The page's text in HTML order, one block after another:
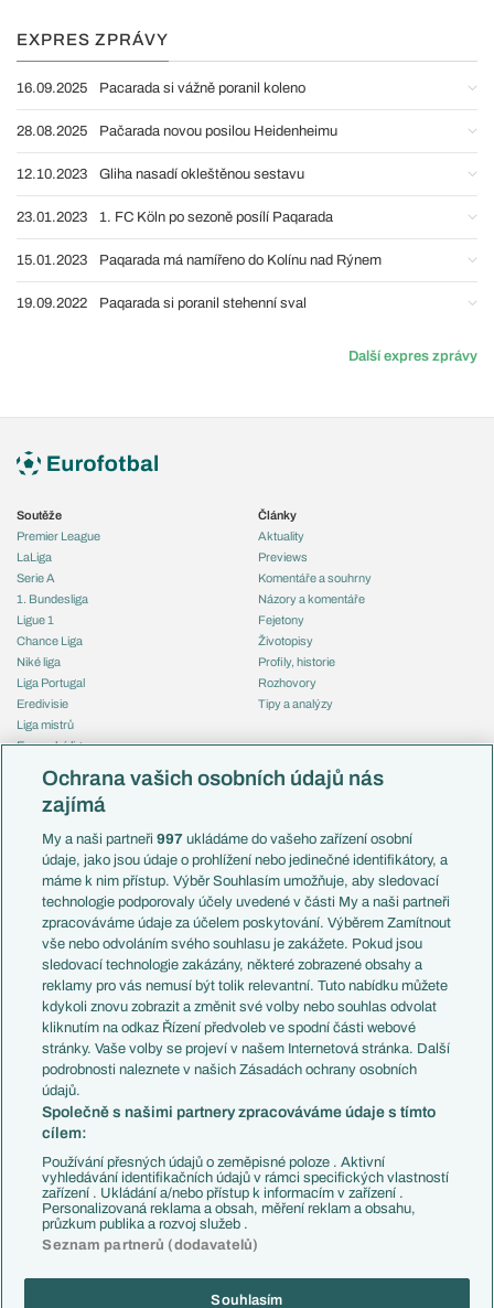
EXPRES ZPRÁVY
16.09.2025 Pacarada si vážně poranil koleno
28.08.2025 Pačarada novou posilou Heidenheimu
12.10.2023 Gliha nasadí okleštěnou sestavu
23.01.2023 1. FC Köln po sezoně posílí Paqarada
15.01.2023 Paqarada má namířeno do Kolínu nad Rýnem
19.09.2022 Paqarada si poranil stehenní sval
Další expres zprávy
Soutěže
Premier League
LaLiga
Serie A
1. Bundesliga
Ligue 1
Chance Liga
Niké liga
Liga Portugal
Eredivisie
Liga mistrů
Evropská liga
Mistrovství světa
Liga národů
Témata
Představení týmů MS
EuroSkauting
PL v kostce
Evropské koeficienty
Přestupy
Přestupové spekulace
Zranění
Kluby
Arsenal FC
Chelsea FC
Manchester United
AC Milán
Juventus FC
Bayern Mnichov
FC Barcelona
Real Madrid
Články
Aktuality
Previews
Komentáře a souhrny
Názory a komentáře
Fejetony
Životopisy
Profily, historie
Rozhovory
Tipy a analýzy
Česko
Francie
Itálie
Německo
Španělsko
Argentina
Brazílie
Přestupy
Zápasy
Livescore
Tipovací soutěž
Ochrana vašich osobních údajů nás
zajímá
My a naši partneři997 ukládáme do vašeho zařízení osobní
údaje, jako jsou údaje o prohlížení nebo jedinečné identifikátory, a
máme k nim přístup. Výběr Souhlasím umožňuje, aby sledovací
technologie podporovaly účely uvedené v části My a naši partneři
zpracováváme údaje za účelem poskytování. Výběrem Zamítnout
vše nebo odvoláním svého souhlasu je zakážete. Pokud jsou
sledovací technologie zakázány, některé zobrazené obsahy a
reklamy pro vás nemusí být tolik relevantní. Tuto nabídku můžete
kdykoli znovu zobrazit a změnit své volby nebo souhlas odvolat
kliknutím na odkaz Řízení předvoleb ve spodní části webové
stránky. Vaše volby se projeví v našem Internetová stránka. Další
podrobnosti naleznete v našich Zásadách ochrany osobních
údajů.
Společně s našimi partnery zpracováváme údaje s tímto
cílem:
Používání přesných údajů o zeměpisné poloze . Aktivní
vyhledávání identifikačních údajů v rámci specifických vlastností
zařízení . Ukládání a/nebo přístup k informacím v zařízení .
Personalizovaná reklama a obsah, měření reklam a obsahu,
průzkum publika a rozvoj služeb .
Seznam partnerů (dodavatelů)
Souhlasím